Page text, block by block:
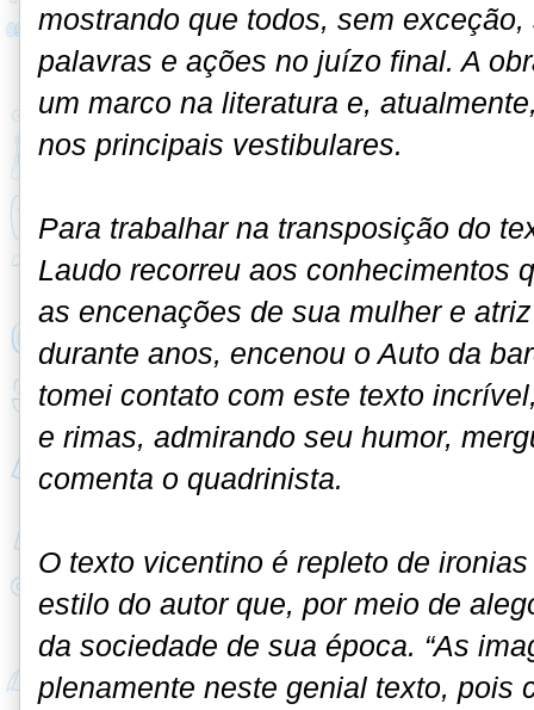
mostrando que todos, sem
palavras e ações no juízo final. A
um marco na literatura e,
nos principais vestibulares.
Para trabalhar na transposição do
Laudo recorreu aos conhecimentos
as encenações de sua mulher e
durante anos, encenou o Auto da
tomei contato com este texto
e rimas, admirando seu humor,
comenta o quadrinista.
O texto vicentino é repleto de
estilo do autor que, por meio de
da sociedade de sua época. “As
plenamente neste genial texto, pois